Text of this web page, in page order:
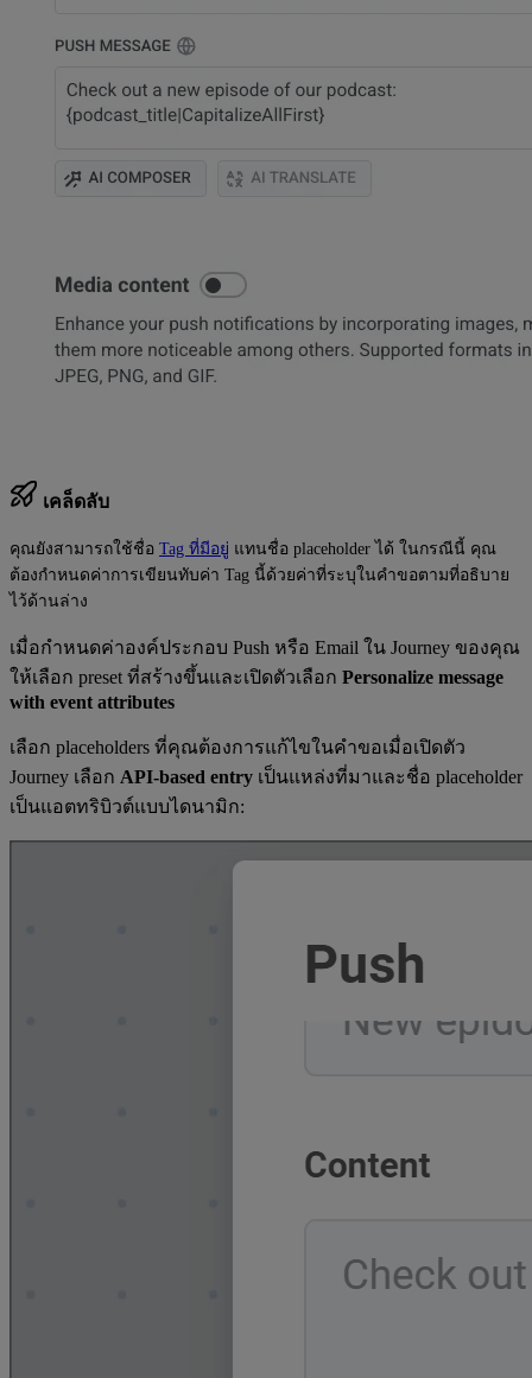
เคล็ดลับ
คุณยังสามารถใช้ชื่อ Tag ที่มีอยู่ แทนชื่อ placeholder ได้ ในกรณีนี้ คุณ
ต้องกำหนดค่าการเขียนทับค่า Tag นี้ด้วยค่าที่ระบุในคำขอตามที่อธิบาย
ไว้ด้านล่าง
เมื่อกำหนดค่าองค์ประกอบ Push หรือ Email ใน Journey ของคุณ
ให้เลือก preset ที่สร้างขึ้นและเปิดตัวเลือก Personalize message
with event attributes
เลือก placeholders ที่คุณต้องการแก้ไขในคำขอเมื่อเปิดตัว
Journey เลือก API-based entry เป็นแหล่งที่มาและชื่อ placeholder
เป็นแอตทริบิวต์แบบไดนามิก: